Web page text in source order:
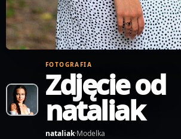
FOTOGRAFIA
Zdjęcie od
nataliak
nataliak·Modelka